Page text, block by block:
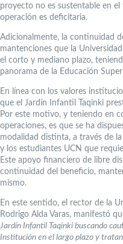
proyecto no es sustentable en
operación es deficitaria.
Adicionalmente, la continuidad
mantenciones que la
el corto y mediano plazo,
panorama de la Educación
En línea con los valores
que el Jardín Infantil Taqinki
Por este motivo, y teniendo en
operaciones, es que se ha
modalidad distinta, a través de
y los estudiantes UCN que
Este apoyo financiero de libre
continuidad del beneficio,
mismo.
En este sentido, el rector de la
Rodrigo Alda Varas, manifestó
Jardín Infantil Taqinki buscando
Institución en el largo plazo y